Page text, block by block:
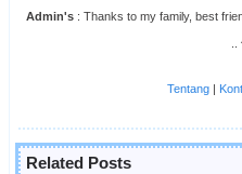
Admin's : Thanks to my family, best
..
Tentang |
Related Posts